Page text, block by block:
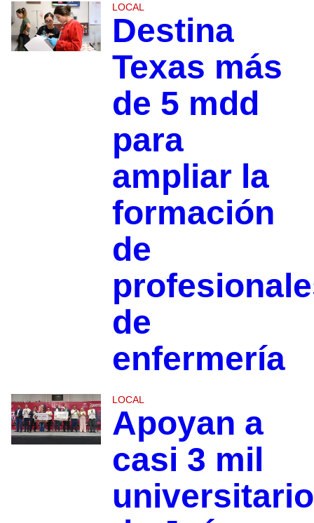
LOCAL
Destina
Texas más
de 5 mdd
para
ampliar la
formación
de
de
enfermería
LOCAL
Apoyan a
casi 3 mil